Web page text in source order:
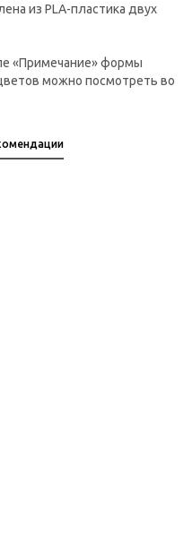
из PLA-пластика двух
«Примечание» формы
можно посмотреть во